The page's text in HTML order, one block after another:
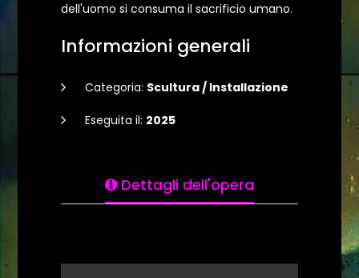
dell'uomo si consuma il sacrificio umano.
Informazioni generali
Categoria: Scultura / Installazione
Eseguita il: 2025
Dettagli dell'opera